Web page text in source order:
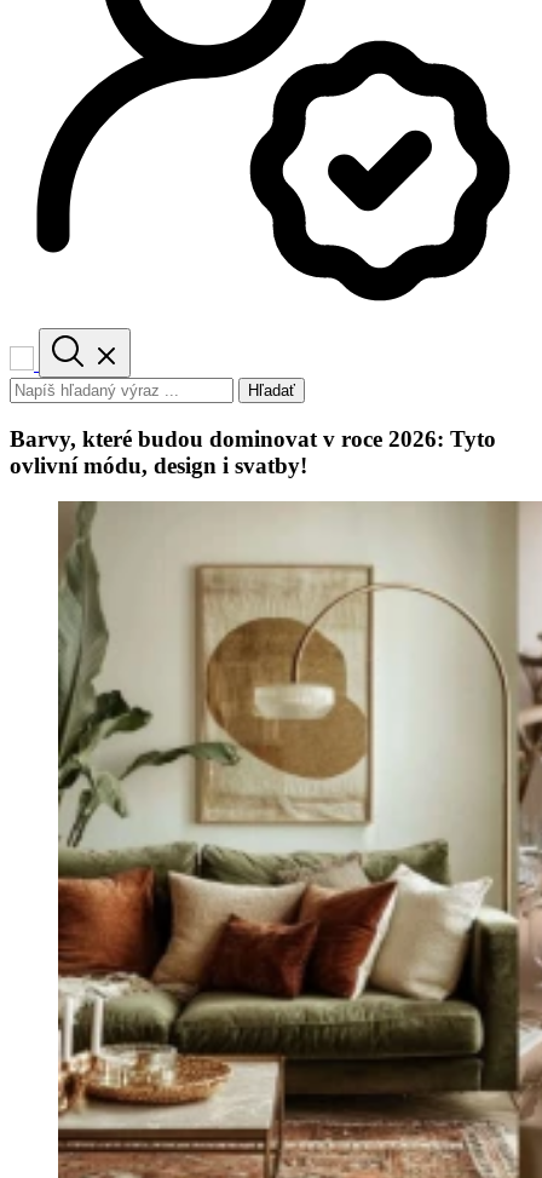
Hľadať
Barvy, které budou dominovat v roce 2026: Tyto
ovlivní módu, design i svatby!